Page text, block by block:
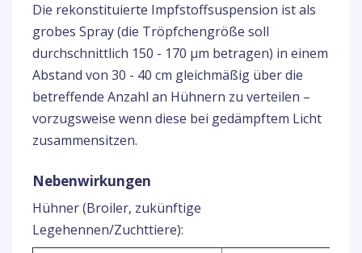
Die rekonstituierte Impfstoffsuspension ist als
grobes Spray (die Tröpfchengröße soll
durchschnittlich 150 - 170 µm betragen) in einem
Abstand von 30 - 40 cm gleichmäßig über die
betreffende Anzahl an Hühnern zu verteilen –
vorzugsweise wenn diese bei gedämpftem Licht
zusammensitzen.
Nebenwirkungen
Hühner (Broiler, zukünftige
Legehennen/Zuchttiere):